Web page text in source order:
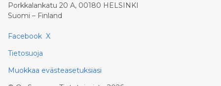
Porkkalankatu 20 A, 00180 HELSINKI
Suomi – Finland
Facebook X
Tietosuoja
Muokkaa evästeasetuksiasi